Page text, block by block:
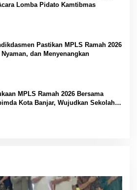
Lomba Pidato Kamtibmas
Pastikan MPLS Ramah 2026
dan Menyenangkan
MPLS Ramah 2026 Bersama
Kota Banjar, Wujudkan Sekolah